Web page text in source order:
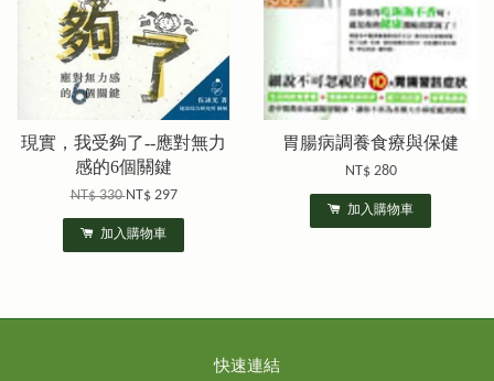
現實，我受夠了--應對無力
感的6個關鍵
NT$ 330NT$ 297
加入購物車
胃腸病調養食療與保健
NT$ 280
加入購物車
快速連結